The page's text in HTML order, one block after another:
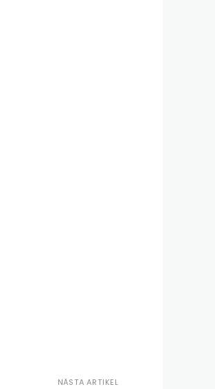
NÄSTA ARTIKEL